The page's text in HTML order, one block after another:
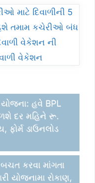
માટે દિવાળીની 5
તમામ કચેરીઓ બંધ
વેકેશન ની
વેકેશન
યોજના: હવે BPL
દર મહિને રૂ.
ફોર્મ ડાઉનલોડ
કરવા માંગતા
યોજનામા રોકાણ,